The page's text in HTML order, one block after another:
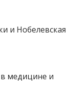
и Нобелевская
медицине и